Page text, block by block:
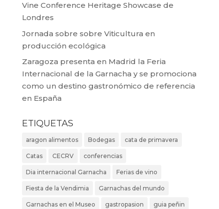
Vine Conference Heritage Showcase de
Londres
Jornada sobre sobre Viticultura en
producción ecológica
Zaragoza presenta en Madrid la Feria
Internacional de la Garnacha y se promociona
como un destino gastronómico de referencia
en España
ETIQUETAS
aragon alimentos Bodegas cata de primavera
Catas CECRV conferencias
Dia internacional Garnacha Ferias de vino
Fiesta de la Vendimia Garnachas del mundo
Garnachas en el Museo gastropasion guia peñin